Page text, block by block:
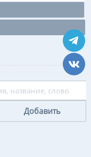
Добавить